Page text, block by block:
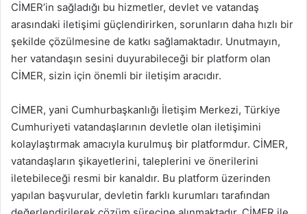
CİMER’in sağladığı bu hizmetler, devlet ve vatandaş
arasındaki iletişimi güçlendirirken, sorunların daha hızlı bir
şekilde çözülmesine de katkı sağlamaktadır. Unutmayın,
her vatandaşın sesini duyurabileceği bir platform olan
CİMER, sizin için önemli bir iletişim aracıdır.
CİMER, yani Cumhurbaşkanlığı İletişim Merkezi, Türkiye
Cumhuriyeti vatandaşlarının devletle olan iletişimini
kolaylaştırmak amacıyla kurulmuş bir platformdur. CİMER,
vatandaşların şikayetlerini, taleplerini ve önerilerini
iletebileceği resmi bir kanaldır. Bu platform üzerinden
yapılan başvurular, devletin farklı kurumları tarafından